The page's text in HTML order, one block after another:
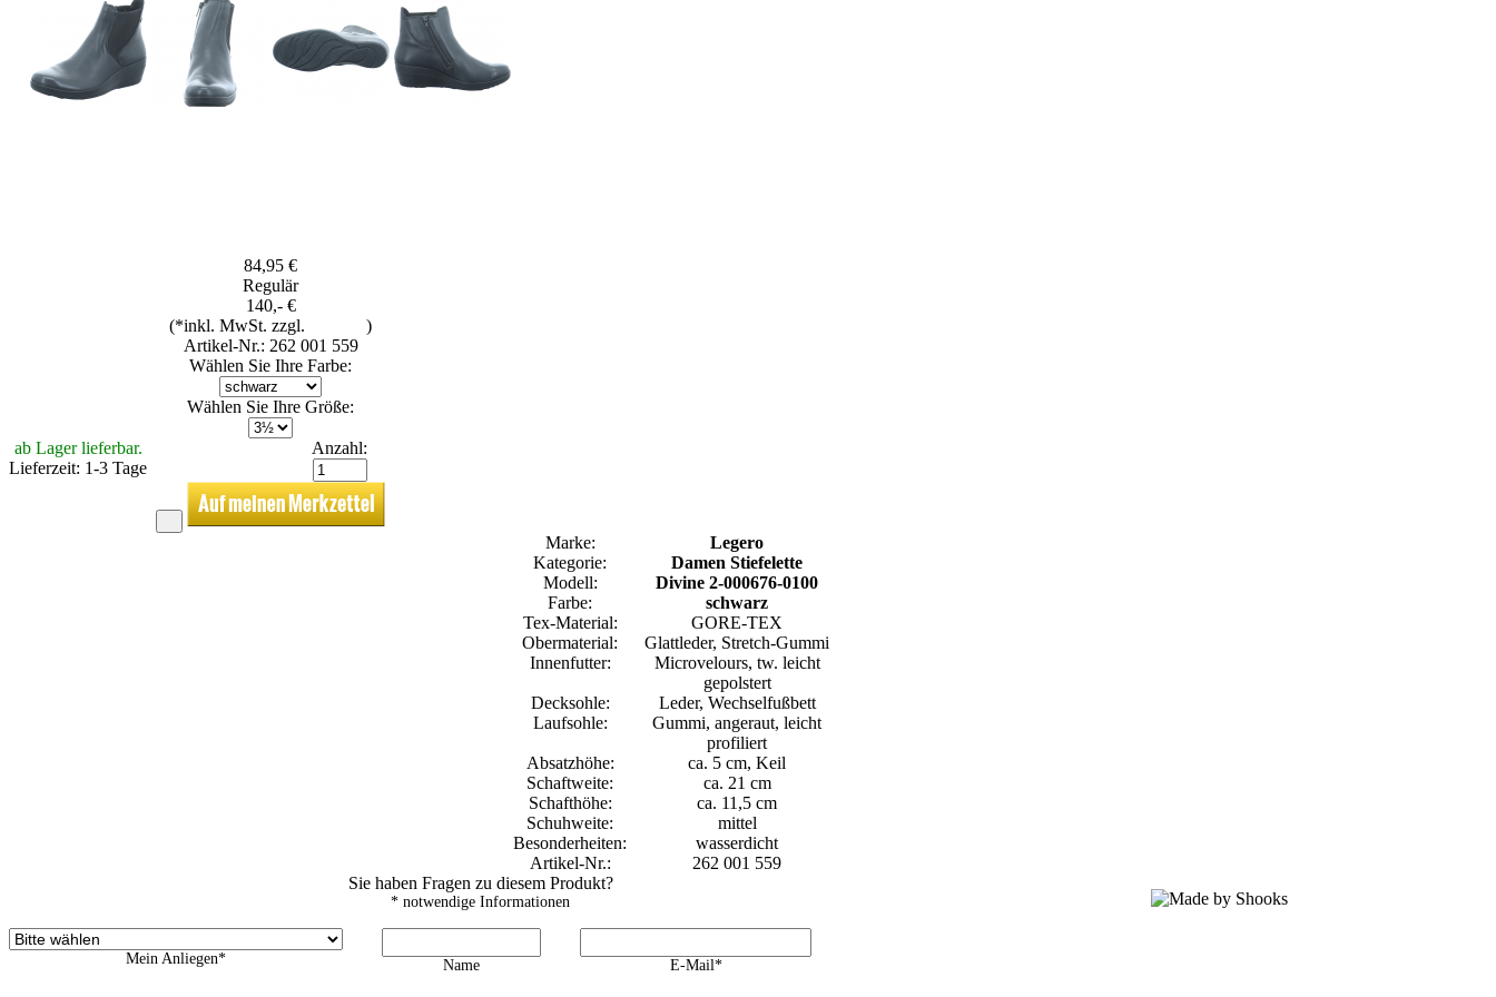
84,95 €
Regulär
140,- €
(*inkl. MwSt. zzgl.
)
Artikel-Nr.: 262 001 559
Wählen Sie Ihre Farbe:
Wählen Sie Ihre Größe:
ab Lager lieferbar.
Lieferzeit: 1-3 Tage
Anzahl:
Marke:
Legero
Kategorie:
Damen Stiefelette
Modell:
Divine 2-000676-0100
Farbe:
schwarz
Tex-Material:
GORE-TEX
Obermaterial:
Glattleder, Stretch-Gummi
Innenfutter:
Microvelours, tw. leicht
gepolstert
Decksohle:
Leder, Wechselfußbett
Laufsohle:
Gummi, angeraut, leicht
profiliert
Absatzhöhe:
ca. 5 cm, Keil
Schaftweite:
ca. 21 cm
Schafthöhe:
ca. 11,5 cm
Schuhweite:
mittel
Besonderheiten:
wasserdicht
Artikel-Nr.:
262 001 559
Sie haben Fragen zu diesem Produkt?
* notwendige Informationen
Mein Anliegen* Name E-Mail*